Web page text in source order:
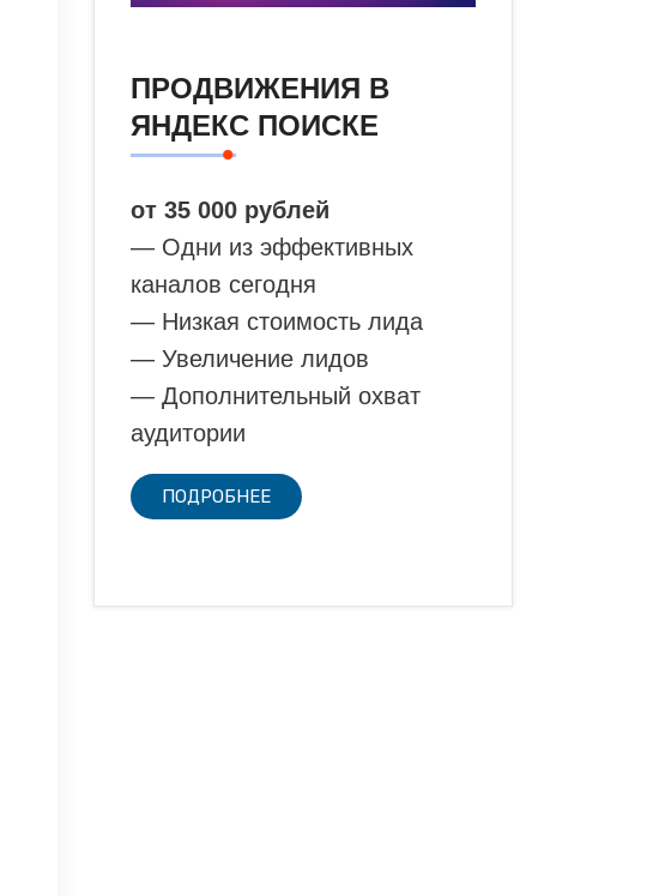
ПРОДВИЖЕНИЯ В
ЯНДЕКС ПОИСКЕ
от 35 000 рублей
— Одни из эффективных
каналов сегодня
— Низкая стоимость лида
— Увеличение лидов
— Дополнительный охват
аудитории
ПОДРОБНЕЕ